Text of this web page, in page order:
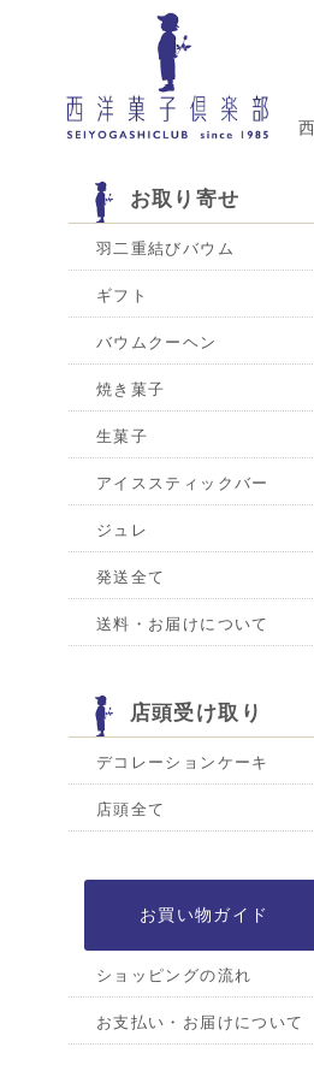
お取り寄せ
羽二重結びバウム
ギフト
バウムクーヘン
焼き菓子
生菓子
アイススティックバー
ジュレ
発送全て
送料・お届けについて
店頭受け取り
デコレーションケーキ
店頭全て
お買い物ガイド
ショッピングの流れ
お支払い・お届けについて